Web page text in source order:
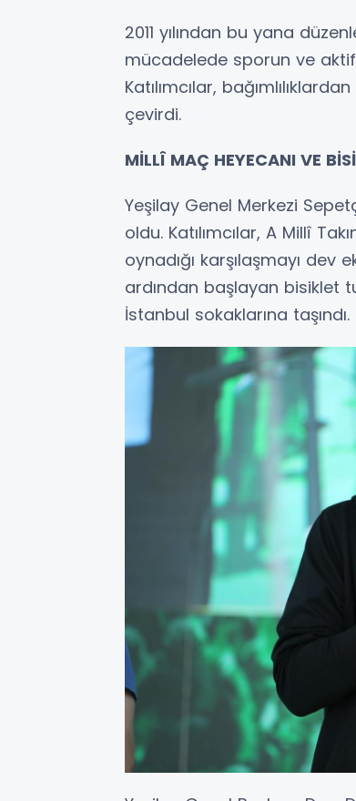
2011 yılından bu yana
mücadelede sporun ve
Katılımcılar,
çevirdi.
MİLLÎ MAÇ HEYECANI VE
Yeşilay Genel Merkezi
oldu. Katılımcılar, A Millî
oynadığı karşılaşmayı dev
ardından başlayan bisiklet
İstanbul sokaklarına taşındı.